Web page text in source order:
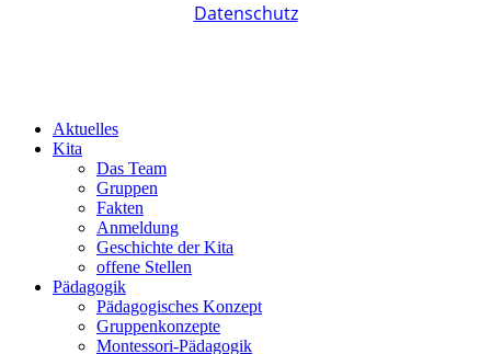
Datenschutz
Aktuelles
Kita
Das Team
Gruppen
Fakten
Anmeldung
Geschichte der Kita
offene Stellen
Pädagogik
Pädagogisches Konzept
Gruppenkonzepte
Montessori-Pädagogik